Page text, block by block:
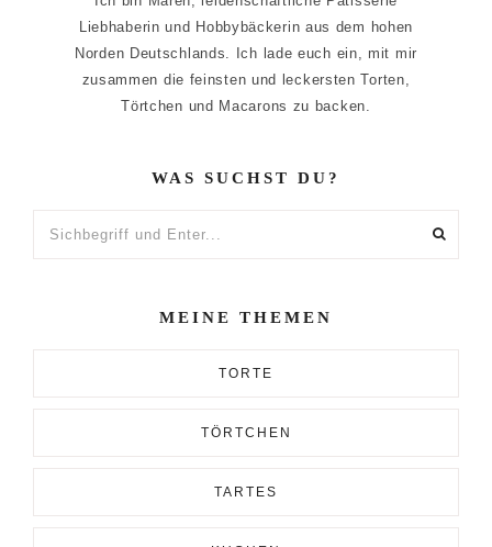
Liebhaberin und Hobbybäckerin aus dem hohen
Norden Deutschlands. Ich lade euch ein, mit mir
zusammen die feinsten und leckersten Torten,
Törtchen und Macarons zu backen.
WAS SUCHST DU?
MEINE THEMEN
TORTE
TÖRTCHEN
TARTES